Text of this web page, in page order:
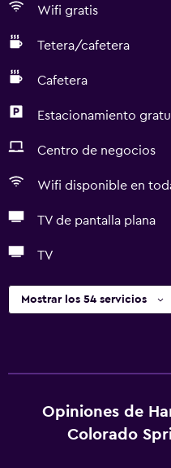
Wifi gratis
Tetera/cafetera
Cafetera
Estacionamiento
Centro de negocios
Wifi disponible en
TV de pantalla plana
TV
Mostrar los 54 servicios
Opiniones de
Colorado